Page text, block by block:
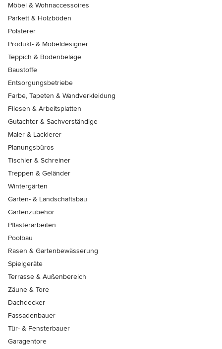
Möbel & Wohnaccessoires
Parkett & Holzböden
Polsterer
Produkt- & Möbeldesigner
Teppich & Bodenbeläge
Baustoffe
Entsorgungsbetriebe
Farbe, Tapeten & Wandverkleidung
Fliesen & Arbeitsplatten
Gutachter & Sachverständige
Maler & Lackierer
Planungsbüros
Tischler & Schreiner
Treppen & Geländer
Wintergärten
Garten- & Landschaftsbau
Gartenzubehör
Pflasterarbeiten
Poolbau
Rasen & Gartenbewässerung
Spielgeräte
Terrasse & Außenbereich
Zäune & Tore
Dachdecker
Fassadenbauer
Tür- & Fensterbauer
Garagentore